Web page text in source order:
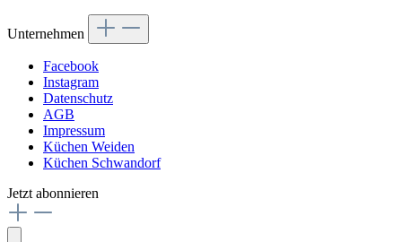
Unternehmen
Facebook
Instagram
Datenschutz
AGB
Impressum
Küchen Weiden
Küchen Schwandorf
Jetzt abonnieren